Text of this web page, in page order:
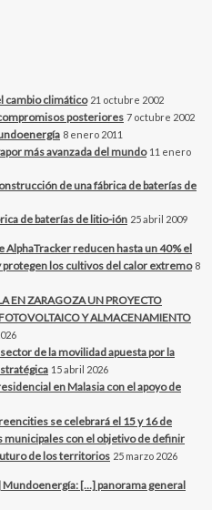
cambio climático 21 octubre 2002
posteriores 7 octubre 2002
8 enero 2011
más avanzada del mundo 11 enero
de baterías de litio-ión 25 abril 2009
AlphaTracker reducen hasta un 40% el
protegen los cultivos del calor extremo 8
EN ZARAGOZA UN PROYECTO
Y ALMACENAMIENTO
de la movilidad apuesta por la
15 abril 2026
en Malasia con el apoyo de
se celebrará el 15 y 16 de
municipales con el objetivo de definir
de los territorios 25 marzo 2026
Mundoenergía: […] panorama general